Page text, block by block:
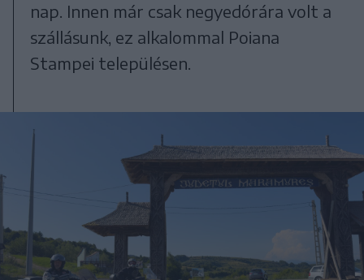
nap. Innen már csak negyedórára volt a
szállásunk, ez alkalommal Poiana
Stampei településen.